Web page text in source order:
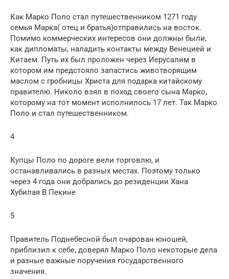
Как Марко Поло стал путешественником 1271 году
семья Марка( отец и братья)отправились на восток.
Помимо коммерческих интересов они должны были,
как дипломаты, наладить контакты между Венецией и
Китаем. Путь их был проложен через Иерусалим в
котором им предстояло запастись животворящим
маслом с гробницы Христа для подарка китайскому
правителю. Николо взял в поход своего сына Марко,
которому на тот момент исполнилось 17 лет. Так Марко
Поло и стал путешественником.
4
Купцы Поло по дороге вели торговлю, и
останавливались в разных местах. Поэтому только
через 4 года они добрались до резиденции Хана
Хубилая В Пекине
5
Правитель Поднебесной был очарован юношей,
приблизил к себе, доверял Марко Поло некоторые дела
и разные важные поручения государственного
значения.